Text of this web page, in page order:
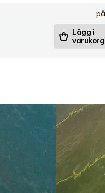
Lägg i